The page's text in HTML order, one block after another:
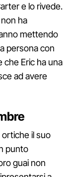
e lo rivede.
ha
mettendo
persona con
che Eric ha una
ad avere
il suo
punto
guai non